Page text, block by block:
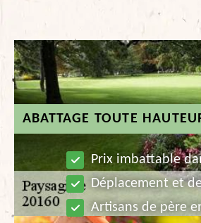
ABATTAGE TOUTE
Prix imbattable
Déplacement et
Artisans de père